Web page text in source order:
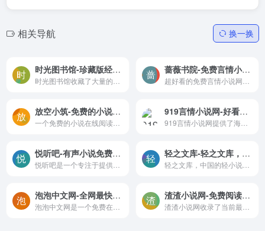
相关导航 换一换
时光图书馆-珍藏版经典书籍,历史上老报纸,连环画大全免费下载
时光图书馆收藏了大量的经典珍藏图书，还有老照片、古画、书法、连环画、乐谱、古籍等，全部支持免费下载。
蔷薇书院-免费言情小说网，提供最新最好看免费言情小说在线阅读
超好看的免费言情小说网，提供最新最好看免费言情小说在线阅读，所有言情小说都可txt免费下载，都市言情小说，穿越言情小说,玄幻小说等种类齐全，蔷薇书院打造最专业的女性言情小说阅读平台。
放空小筑-免费的小说在线阅读
一个免费的小说在线阅读网站
919言情小说网-好看完本言情小说免费阅读
919言情小说网提供了海量最新完本言情小说免费阅读。好看的现代言情、总裁豪门、古代言情、宫斗小说、穿越重生、校园青春、玄幻仙侠等应有尽有，是最值得你收藏的小说阅读网站。
悦听吧-有声小说免费分享平台
悦听吧是一个专注于提供免费有声小说和音频内容分享的平台。在这里，您可以找到每天的精神食粮，随时随地享受听觉盛宴。
轻之文库-轻之文库，中国的轻小说文库。让我们在二次元的世界里一同创作有趣的故事！定期举办轻小说新人赏，提供APP下载。
轻之文库，中国的轻小说文库。让我们在二次元的世界里一同创作有趣的故事！定期举办轻小说新人赏，提供APP下载。
泡泡中文网-全网最快更新小说阅读网
泡泡中文网是一个免费在线阅读平台，里面汇集了当前最受欢迎的网络小说，免费提供高质量的小说章节供您阅读。无论您是寻找最新的连载作品，还是想重温经典之作，泡泡中文网都能满足您的需求。
渣渣小说网-免费阅读最火热的网络小说，每天不定时更新，无广告无弹窗
渣渣小说网收录了当前最火热的网络小说,每天不定时更新热门小说免费小说,免费提供高质量小说的最新章节,是广大网络小说爱好者必备的小说阅读网。